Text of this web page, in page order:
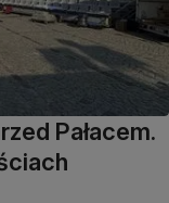
Pałacem.